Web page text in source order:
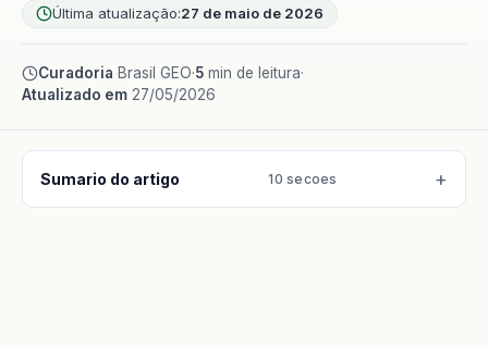
Última atualização:27 de maio de 2026
Curadoria Brasil GEO·5 min de leitura·
Atualizado em 27/05/2026
Sumario do artigo 10 secoes